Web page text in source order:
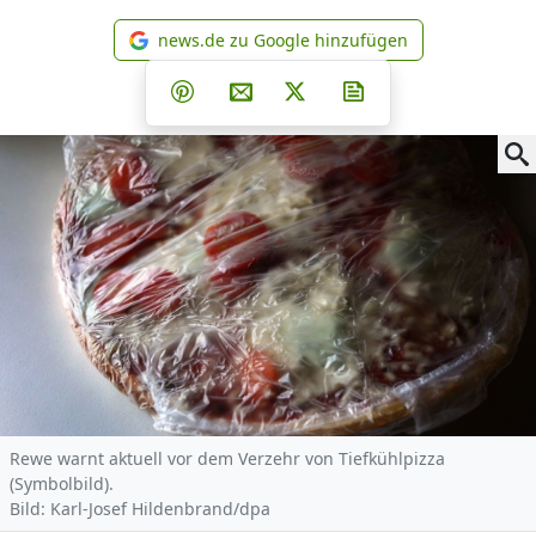
news.de zu Google
news.de zu Google hinzufügen
Teilen auf Facebook
Teilen auf Whatsapp
Teilen auf Telegram
Teilen auf Pinterest
Per E-Mail teilen
Post auf X
Rewe warnt aktuell vor dem Verzehr von Tiefkühlpizza
(Symbolbild).
Bild: Karl-Josef Hildenbrand/dpa